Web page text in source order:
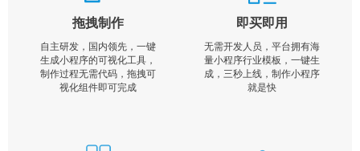
拖拽制作
自主研发，国内领先，一键
生成小程序的可视化工具，
制作过程无需代码，拖拽可
视化组件即可完成
即买即用
无需开发人员，平台拥有海
量小程序行业模板，一键生
成，三秒上线，制作小程序
就是快